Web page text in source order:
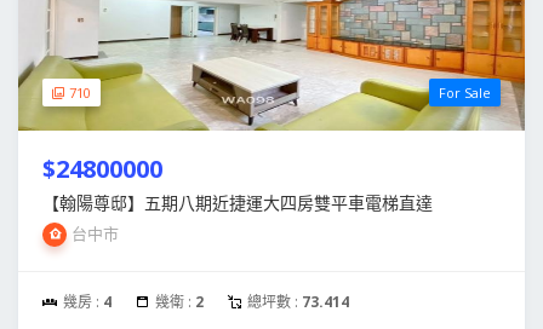
710 For Sale
$24800000
【翰陽尊邸】五期八期近捷運大四房雙平車電梯直達
台中市
幾房 : 4 幾衛 : 2 總坪數 : 73.414